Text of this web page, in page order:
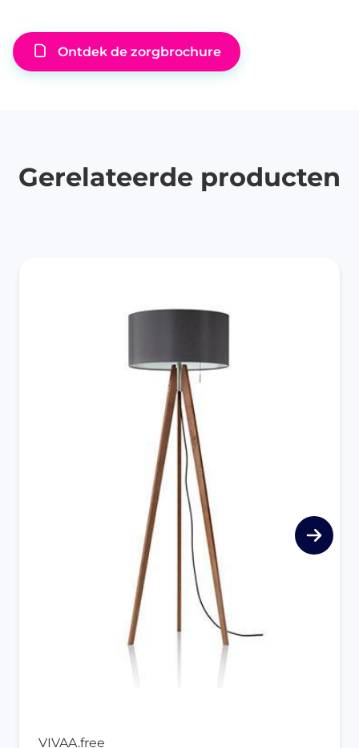
Ontdek de zorgbrochure
Gerelateerde producten
VIVAA.free